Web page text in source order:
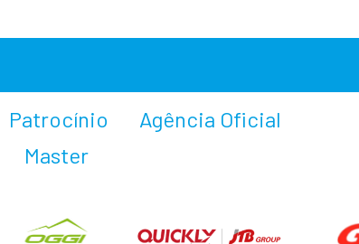
Patrocínio
Master
Agência Oficial